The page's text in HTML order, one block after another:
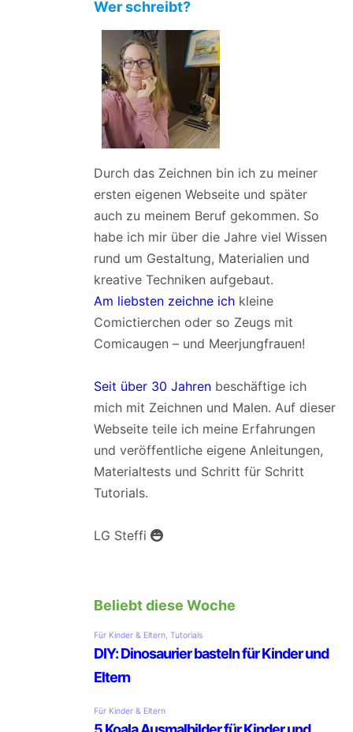
Wer schreibt?
Durch das Zeichnen bin ich zu meiner
ersten eigenen Webseite und später
auch zu meinem Beruf gekommen. So
habe ich mir über die Jahre viel Wissen
rund um Gestaltung, Materialien und
kreative Techniken aufgebaut.
Am liebsten zeichne ichkleine
Comictierchen oder so Zeugs mit
Comicaugen – und Meerjungfrauen!
Seit über 30 Jahrenbeschäftige ich
mich mit Zeichnen und Malen. Auf dieser
Webseite teile ich meine Erfahrungen
und veröffentliche eigene Anleitungen,
Materialtests und Schritt für Schritt
Tutorials.
LG Steffi
Beliebt diese Woche